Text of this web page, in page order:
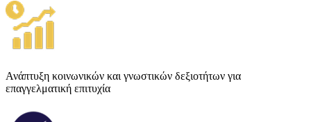
Ανάπτυξη κοινωνικών και γνωστικών δεξιοτήτων για
επαγγελματική επιτυχία